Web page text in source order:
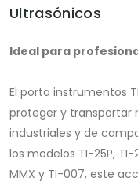
Ultrasónicos
Ideal para
El porta instrumentos
proteger y transportar
industriales y de
los modelos TI-25P, TI-
MMX y TI-007, este